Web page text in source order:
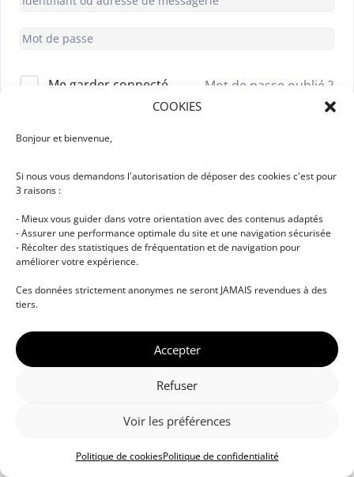
COOKIES
Bonjour et bienvenue,
Si nous vous demandons l'autorisation de déposer des cookies c'est pour
3 raisons :
- Mieux vous guider dans votre orientation avec des contenus adaptés
- Assurer une performance optimale du site et une navigation sécurisée
- Récolter des statistiques de fréquentation et de navigation pour
améliorer votre expérience.
Ces données strictement anonymes ne seront JAMAIS revendues à des
tiers.
Accepter
Refuser
Voir les préférences
Politique de cookiesPolitique de confidentialité
Me garder connecté Mot de passe oublié ?
Vous n’avez pas de compte ?S’inscrire maintenant
musicale • Certifications professionnelles • Paris •
Montpellier • À distance • Site actualisé en juillet
2026